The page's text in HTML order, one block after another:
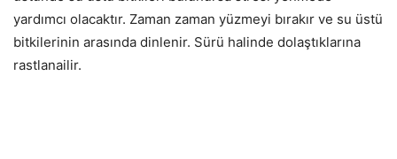
yardımcı olacaktır. Zaman zaman yüzmeyi bırakır ve su üstü
bitkilerinin arasında dinlenir. Sürü halinde dolaştıklarına
rastlanailir.